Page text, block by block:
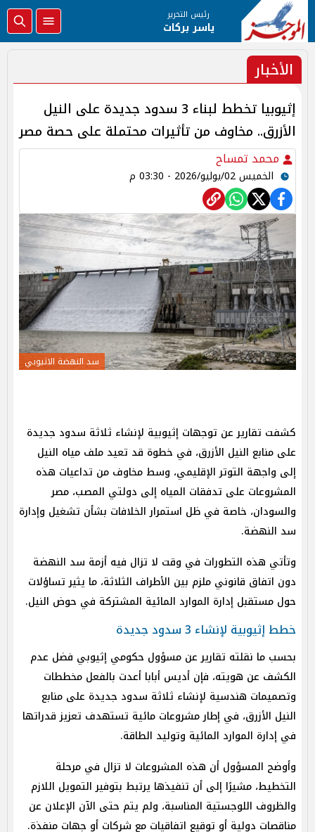
رئيس التحرير
ياسر بركات
الأخبار
إثيوبيا تخطط لبناء 3 سدود جديدة على النيل
الأزرق.. مخاوف من تأثيرات محتملة على حصة مصر
محمد تمساح
الخميس 02/يوليو/2026 - 03:30 م
سد النهضة الاثيوبي
كشفت تقارير عن توجهات إثيوبية لإنشاء ثلاثة سدود جديدة
على منابع النيل الأزرق، في خطوة قد تعيد ملف مياه النيل
إلى واجهة التوتر الإقليمي، وسط مخاوف من تداعيات هذه
المشروعات على تدفقات المياه إلى دولتي المصب، مصر
والسودان، خاصة في ظل استمرار الخلافات بشأن تشغيل وإدارة
سد النهضة.
وتأتي هذه التطورات في وقت لا تزال فيه أزمة سد النهضة
دون اتفاق قانوني ملزم بين الأطراف الثلاثة، ما يثير تساؤلات
حول مستقبل إدارة الموارد المائية المشتركة في حوض النيل.
خطط إثيوبية لإنشاء 3 سدود جديدة
بحسب ما نقلته تقارير عن مسؤول حكومي إثيوبي فضل عدم
الكشف عن هويته، فإن أديس أبابا أعدت بالفعل مخططات
وتصميمات هندسية لإنشاء ثلاثة سدود جديدة على منابع
النيل الأزرق، في إطار مشروعات مائية تستهدف تعزيز قدراتها
في إدارة الموارد المائية وتوليد الطاقة.
وأوضح المسؤول أن هذه المشروعات لا تزال في مرحلة
التخطيط، مشيرًا إلى أن تنفيذها يرتبط بتوفير التمويل اللازم
والظروف اللوجستية المناسبة، ولم يتم حتى الآن الإعلان عن
مناقصات دولية أو توقيع اتفاقيات مع شركات أو جهات منفذة.